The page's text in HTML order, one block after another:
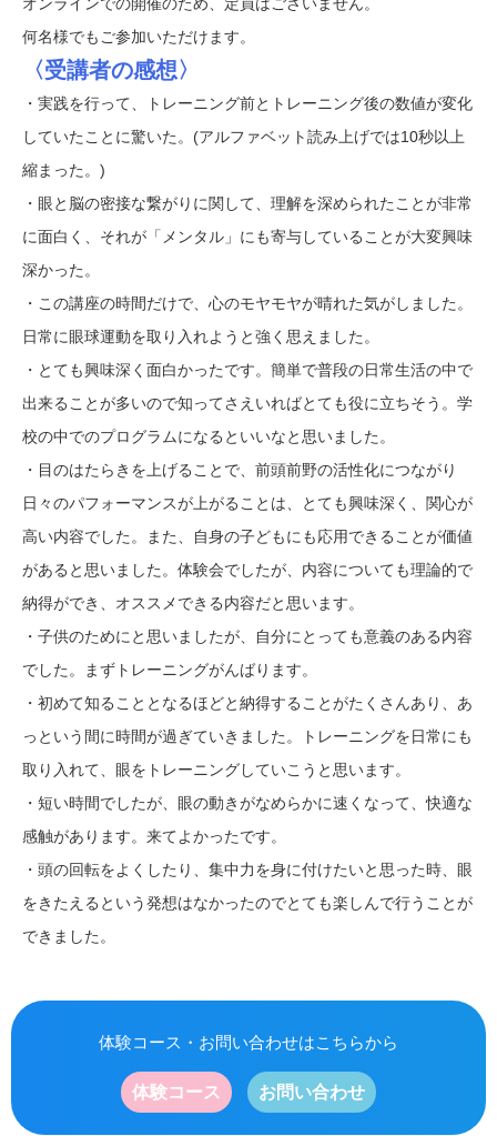
オンラインでの開催のため、定員はございません。
何名様でもご参加いただけます。
〈受講者の感想〉
・実践を行って、トレーニング前とトレーニング後の数値が変化
していたことに驚いた。(アルファベット読み上げでは10秒以上
縮まった。)
・眼と脳の密接な繋がりに関して、理解を深められたことが非常
に面白く、それが「メンタル」にも寄与していることが大変興味
深かった。
・この講座の時間だけで、心のモヤモヤが晴れた気がしました。
日常に眼球運動を取り入れようと強く思えました。
・とても興味深く面白かったです。簡単で普段の日常生活の中で
出来ることが多いので知ってさえいればとても役に立ちそう。学
校の中でのプログラムになるといいなと思いました。
・目のはたらきを上げることで、前頭前野の活性化につながり
日々のパフォーマンスが上がることは、とても興味深く、関心が
高い内容でした。また、自身の子どもにも応用できることが価値
があると思いました。体験会でしたが、内容についても理論的で
納得ができ、オススメできる内容だと思います。
・子供のためにと思いましたが、自分にとっても意義のある内容
でした。まずトレーニングがんばります。
・初めて知ることとなるほどと納得することがたくさんあり、あ
っという間に時間が過ぎていきました。トレーニングを日常にも
取り入れて、眼をトレーニングしていこうと思います。
・短い時間でしたが、眼の動きがなめらかに速くなって、快適な
感触があります。来てよかったです。
・頭の回転をよくしたり、集中力を身に付けたいと思った時、眼
をきたえるという発想はなかったのでとても楽しんで行うことが
できました。
体験コース・お問い合わせはこちらから
体験コース お問い合わせ